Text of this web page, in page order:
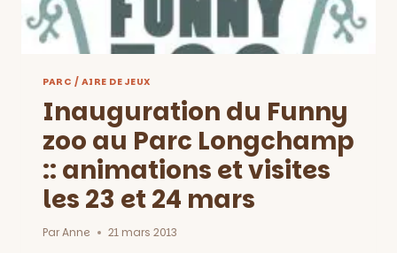
PARC / AIRE DE JEUX
Inauguration du Funny
zoo au Parc Longchamp
:: animations et visites
les 23 et 24 mars
ParAnne 21 mars 2013